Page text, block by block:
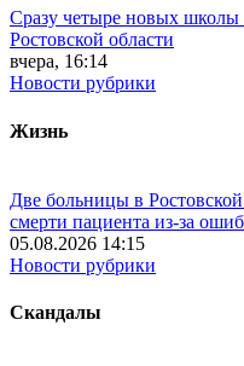
Сразу четыре новых школы
Ростовской области
вчера, 16:14
Новости рубрики
Жизнь
Две больницы в
смерти пациента из-за
05.08.2026 14:15
Новости рубрики
Скандалы